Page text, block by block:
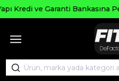
Fiyatına 6 Taksit